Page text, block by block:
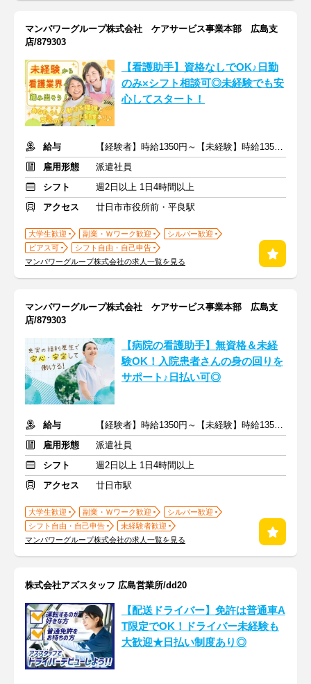
マンパワーグループ株式会社 ケアサービス事業本部 広島支
店/879303
【看護助手】資格なしでOK♪日勤
のみ×シフト相談可◎未経験でも安
心してスタート！
給与
【経験者】時給1350円～【未経験】時給1350円～ ※交通費全額
雇用形態
派遣社員
シフト
週2日以上 1日4時間以上
アクセス
廿日市市役所前・平良駅
大学生歓迎 副業・Ｗワーク歓迎
シルバー歓迎
ピアス可
シフト自由・自己申告
マンパワーグループ株式会社の求人一覧を見る
マンパワーグループ株式会社 ケアサービス事業本部 広島支
店/879303
【病院の看護助手】無資格＆未経
験OK！入院患者さんの身の回りを
サポート♪日払い可◎
給与
【経験者】時給1350円～【未経験】時給1350円～ ※交通費全額
雇用形態
派遣社員
シフト
週2日以上 1日4時間以上
アクセス
廿日市駅
大学生歓迎 副業・Ｗワーク歓迎
シルバー歓迎
シフト自由・自己申告
未経験者歓迎
マンパワーグループ株式会社の求人一覧を見る
株式会社アズスタッフ 広島営業所/dd20
【配送ドライバー】免許は普通車A
T限定でOK！ドライバー未経験も
大歓迎★日払い制度あり◎